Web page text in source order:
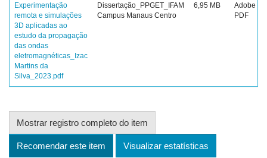
Experimentação
remota e simulações
3D aplicadas ao
estudo da propagação
das ondas
eletromagnéticas_Izac
Martins da
Silva_2023.pdf
Dissertação_PPGET_IFAM
Campus Manaus Centro
6,95 MB
Adobe
PDF
Mostrar registro completo do item
Recomendar este item Visualizar estatísticas